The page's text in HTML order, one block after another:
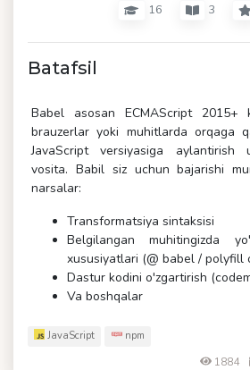
16 3
Batafsil
Babel asosan ECMAScript
brauzerlar yoki muhitlarda orqaga
JavaScript versiyasiga aylantirish
vosita. Babil siz uchun bajarishi
narsalar:
Transformatsiya sintaksisi
Belgilangan muhitingizda
xususiyatlari (@ babel / polyfill
Dastur kodini o'zgartirish
Va boshqalar
JavaScript npm
1884